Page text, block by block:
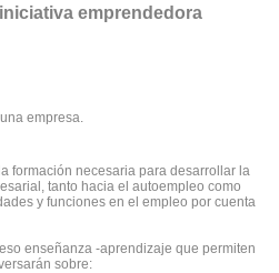
emprendedora
empresa.
formación necesaria para desarrollar la
tanto hacia el autoempleo como
y funciones en el empleo por cuenta
enseñanza -aprendizaje que permiten
sobre: